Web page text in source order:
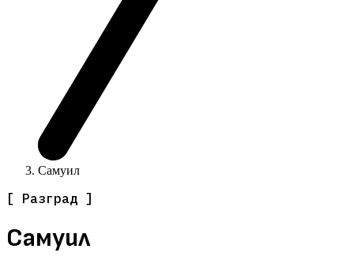
Самуил
[ Разград ]
Самуил